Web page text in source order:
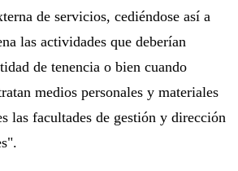
de servicios, cediéndose así a
las actividades que deberían
de tenencia o bien cuando
medios personales y materiales
las facultades de gestión y dirección